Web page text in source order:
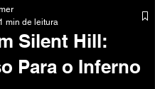
Silent Hill:
Para o Inferno
1 min de leitura